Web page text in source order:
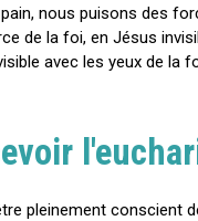
nous puisons des
de la foi, en Jésus
avec les yeux de la
pleinement conscient